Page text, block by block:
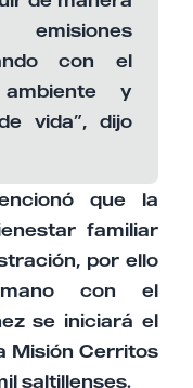
con el
y
vida”, dijo
que la
familiar
por ello
con el
se iniciará el
Misión Cerritos
saltillenses.